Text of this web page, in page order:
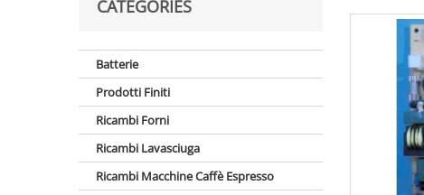
CATEGORIES
Batterie
Prodotti Finiti
Ricambi Forni
Ricambi Lavasciuga
Ricambi Macchine Caffè Espresso